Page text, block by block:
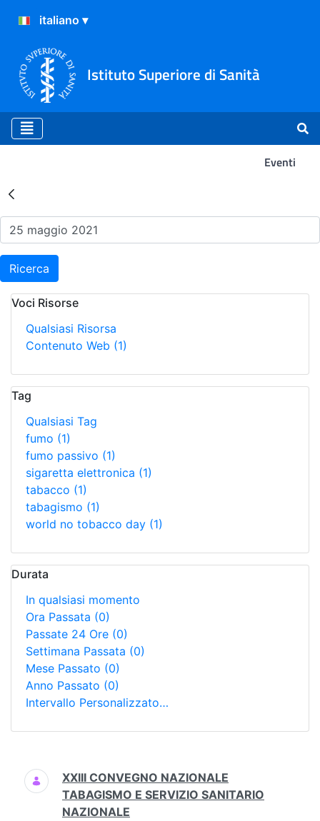
Istituto Superiore di Sanità
Eventi
Risultati della Ricerca -
Ricerca
Voci Risorse
Qualsiasi Risorsa
Contenuto Web (1)
Tag
Qualsiasi Tag
fumo (1)
fumo passivo (1)
sigaretta elettronica (1)
tabacco (1)
tabagismo (1)
world no tobacco day (1)
Durata
In qualsiasi momento
Ora Passata (0)
Passate 24 Ore (0)
Settimana Passata (0)
Mese Passato (0)
Anno Passato (0)
Intervallo Personalizzato…
Ricerca
XXIII CONVEGNO NAZIONALE
TABAGISMO E SERVIZIO SANITARIO
NAZIONALE